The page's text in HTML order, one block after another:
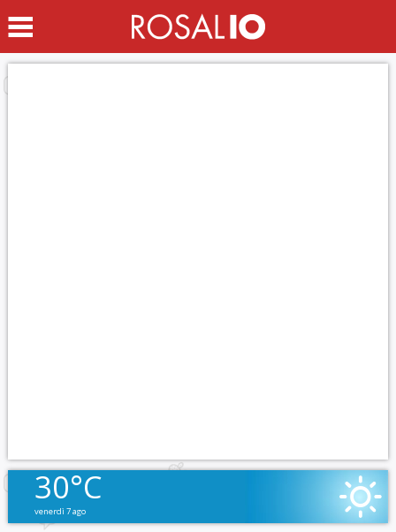
30°C
venerdì 7 ago